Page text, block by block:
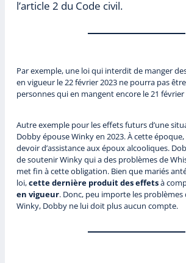
l’article 2 du Code civil.
Par exemple, une loi qui interdit de manger
en vigueur le 22 février 2023 ne pourra pas
personnes qui en mangent encore le 21 février
Autre exemple pour les effets futurs d’une
Dobby épouse Winky en 2023. À cette
devoir d’assistance aux époux alcooliques.
de soutenir Winky qui a des problèmes de
met fin à cette obligation. Bien que mariés
loi,cette dernière produit des effetsà
en vigueur. Donc, peu importe les
Winky, Dobby ne lui doit plus aucun compte.